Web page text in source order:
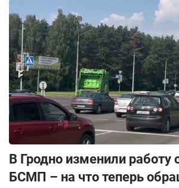
В Гродно изменили работу
БСМП – на что теперь